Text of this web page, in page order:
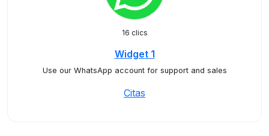
16 clics
Widget 1
Use our WhatsApp account for support and sales
Citas